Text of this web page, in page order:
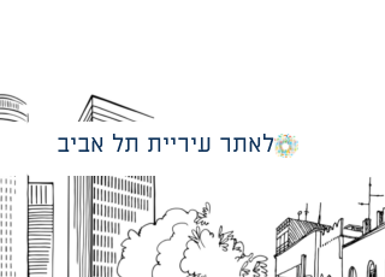
לאתר עיריית תל אביב